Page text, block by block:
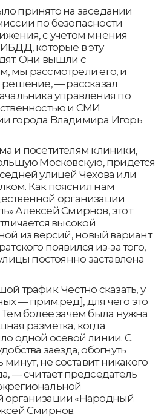
принято на заседании
по безопасности
с учетом мнения
которые в эту
Они вышли с
мы рассмотрели его, и
решение, — рассказал
управления по
и СМИ
города Владимира Игорь
и посетителям клиники,
Московскую, придется
улицей Чехова или
Как пояснил нам
организации
Алексей Смирнов, этот
высокой
из версий, новый вариант
появился из-за того,
постоянно заставлена
трафик. Честно сказать, у
— прим.ред.], для чего это
более зачем была нужна
разметка, когда
одной осевой линии. С
заезда, обогнуть
минут, не составит никакого
— считает председатель
организации «Народный
Смирнов.